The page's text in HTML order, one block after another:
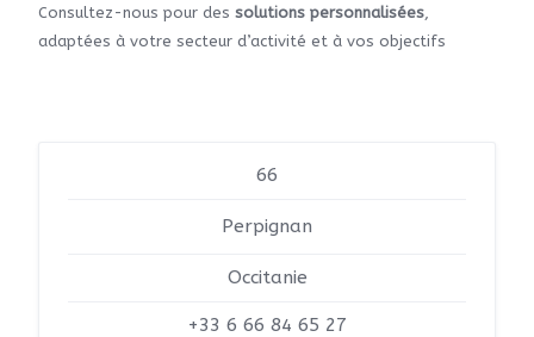
Consultez-nous pour des solutions personnalisées,
adaptées à votre secteur d’activité et à vos objectifs
66
Perpignan
Occitanie
+33 6 66 84 65 27